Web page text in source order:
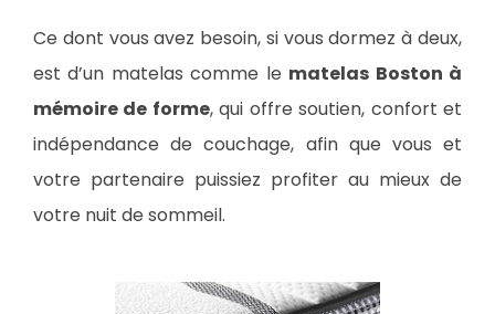
Ce dont vous avez besoin, si vous dormez à deux,
est d’un matelas comme le matelas Boston à
mémoire de forme, qui offre soutien, confort et
indépendance de couchage, afin que vous et
votre partenaire puissiez profiter au mieux de
votre nuit de sommeil.